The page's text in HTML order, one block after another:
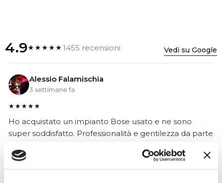
4.9★★★★★1455 recensioni Vedi su Google
Alessio Falamischia
3 settimane fa
★★★★★
Ho acquistato un impianto Bose usato e ne sono
super soddisfatto. Professionalità e gentilezza da parte